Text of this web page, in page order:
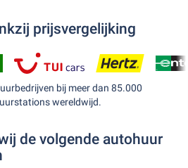
prijsvergelijking
bij meer dan 85.000
wereldwijd.
de volgende autohuur